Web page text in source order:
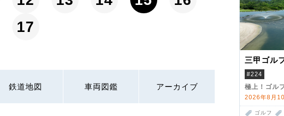
三甲ゴル
#224
極上！ゴル
2026年8月
ゴルフ
17
鉄道地図 車両図鑑 アーカイブ